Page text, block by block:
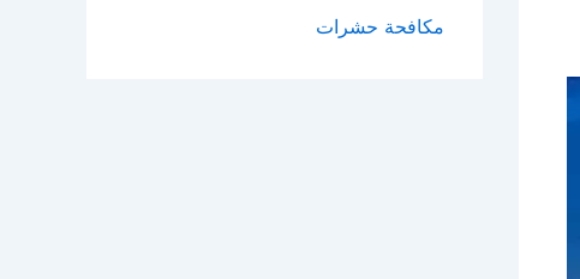
مكافحة حشرات